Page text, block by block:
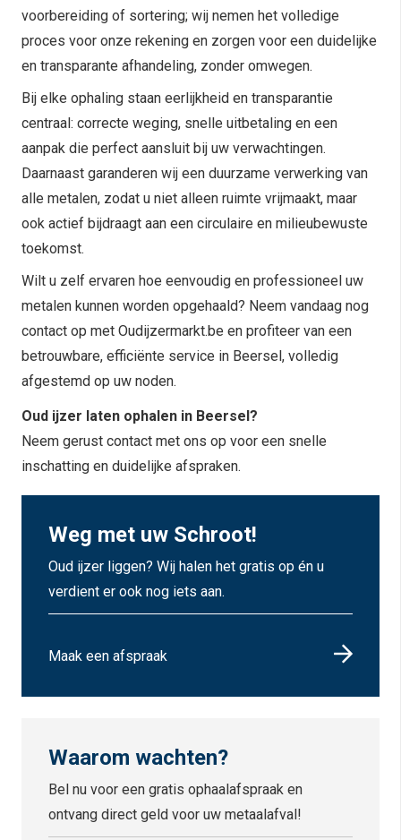
voorbereiding of sortering; wij nemen het volledige
proces voor onze rekening en zorgen voor een duidelijke
en transparante afhandeling, zonder omwegen.
Bij elke ophaling staan eerlijkheid en transparantie
centraal: correcte weging, snelle uitbetaling en een
aanpak die perfect aansluit bij uw verwachtingen.
Daarnaast garanderen wij een duurzame verwerking van
alle metalen, zodat u niet alleen ruimte vrijmaakt, maar
ook actief bijdraagt aan een circulaire en milieubewuste
toekomst.
Wilt u zelf ervaren hoe eenvoudig en professioneel uw
metalen kunnen worden opgehaald? Neem vandaag nog
contact op met Oudijzermarkt.be en profiteer van een
betrouwbare, efficiënte service in Beersel, volledig
afgestemd op uw noden.
Oud ijzer laten ophalen in Beersel?
Neem gerust contact met ons op voor een snelle
inschatting en duidelijke afspraken.
Weg met uw Schroot!
Oud ijzer liggen? Wij halen het gratis op én u
verdient er ook nog iets aan.
Maak een afspraak
Waarom wachten?
Bel nu voor een gratis ophaalafspraak en
ontvang direct geld voor uw metaalafval!